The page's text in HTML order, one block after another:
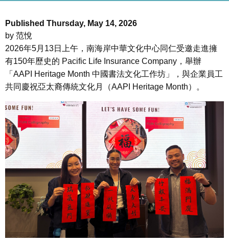
Published Thursday, May 14, 2026
by 范悅
2026年5月13日上午，南海岸中華文化中心同仁受邀走進擁
有150年歷史的 Pacific Life Insurance Company，舉辦
「AAPI Heritage Month 中國書法文化工作坊」，與企業員工
共同慶祝亞太裔傳統文化月（AAPI Heritage Month）。